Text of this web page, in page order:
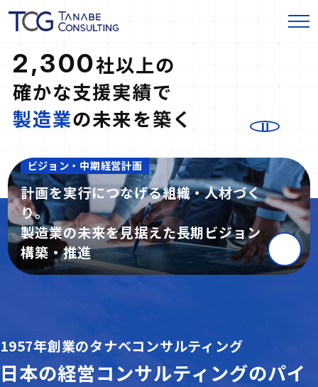
2,300社以上の
確かな支援実績で
製造業の未来を築く
ビジョン・中期経営計画
計画を実行につなげる組織・人材づく
り。
製造業の未来を見据えた長期ビジョン
構築・推進
1957年創業のタナベコンサルティング
日本の経営コンサルティングのパイ